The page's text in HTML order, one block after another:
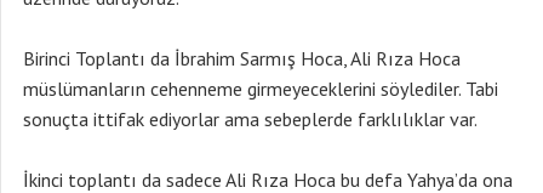
Birinci Toplantı da İbrahim Sarmış Hoca, Ali Rıza Hoca
müslümanların cehenneme girmeyeceklerini söylediler. Tabi
sonuçta ittifak ediyorlar ama sebeplerde farklılıklar var.
İkinci toplantı da sadece Ali Rıza Hoca bu defa Yahya’da ona